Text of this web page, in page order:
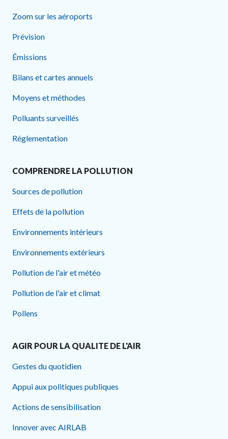
Zoom sur les aéroports
Prévision
Émissions
Bilans et cartes annuels
Moyens et méthodes
Polluants surveillés
Réglementation
COMPRENDRE LA POLLUTION
Sources de pollution
Effets de la pollution
Environnements intérieurs
Environnements extérieurs
Pollution de l'air et météo
Pollution de l'air et climat
Pollens
AGIR POUR LA QUALITE DE L'AIR
Gestes du quotidien
Appui aux politiques publiques
Actions de sensibilisation
Innover avec AIRLAB